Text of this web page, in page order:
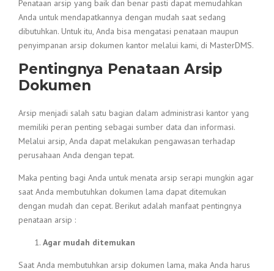
Penataan arsip yang baik dan benar pasti dapat memudahkan
Anda untuk mendapatkannya dengan mudah saat sedang
dibutuhkan. Untuk itu, Anda bisa mengatasi penataan maupun
penyimpanan arsip dokumen kantor melalui kami, di MasterDMS.
Pentingnya Penataan Arsip
Dokumen
Arsip menjadi salah satu bagian dalam administrasi kantor yang
memiliki peran penting sebagai sumber data dan informasi.
Melalui arsip, Anda dapat melakukan pengawasan terhadap
perusahaan Anda dengan tepat.
Maka penting bagi Anda untuk menata arsip serapi mungkin agar
saat Anda membutuhkan dokumen lama dapat ditemukan
dengan mudah dan cepat. Berikut adalah manfaat pentingnya
penataan arsip :
Agar mudah ditemukan
Saat Anda membutuhkan arsip dokumen lama, maka Anda harus